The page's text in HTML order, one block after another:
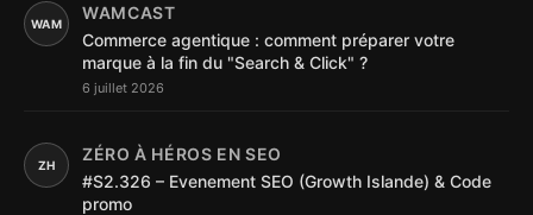
WAM
WAMCAST
Commerce agentique : comment préparer votre
marque à la fin du "Search & Click" ?
6 juillet 2026
ZH
ZÉRO À HÉROS EN SEO
#S2.326 – Evenement SEO (Growth Islande) & Code
promo